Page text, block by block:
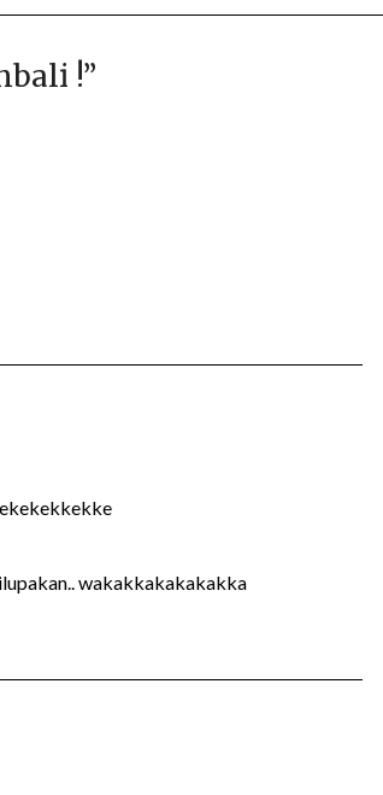
!”
wakakkakakakakka